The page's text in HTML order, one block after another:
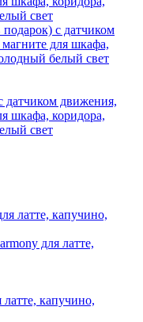
датчиком движения,
шкафа, коридора,
свет
капучино,